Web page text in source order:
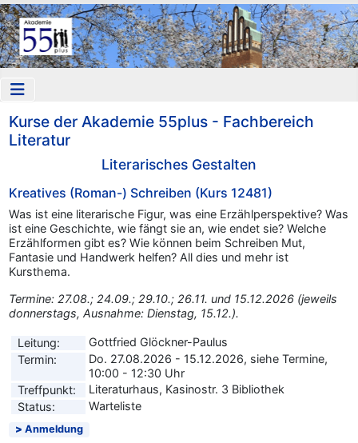
Kurse der Akademie 55plus - Fachbereich
Literatur
Literarisches Gestalten
Kreatives (Roman-) Schreiben (Kurs 12481)
Was ist eine literarische Figur, was eine Erzählperspektive? Was
ist eine Geschichte, wie fängt sie an, wie endet sie? Welche
Erzählformen gibt es? Wie können beim Schreiben Mut,
Fantasie und Handwerk helfen? All dies und mehr ist
Kursthema.
Termine: 27.08.; 24.09.; 29.10.; 26.11. und 15.12.2026 (jeweils
donnerstags, Ausnahme: Dienstag, 15.12.).
Leitung:
Gottfried Glöckner-Paulus
Termin:
Do. 27.08.2026 - 15.12.2026, siehe Termine,
10:00 - 12:30 Uhr
Treffpunkt:
Literaturhaus, Kasinostr. 3 Bibliothek
Status:
Warteliste
Anmeldung